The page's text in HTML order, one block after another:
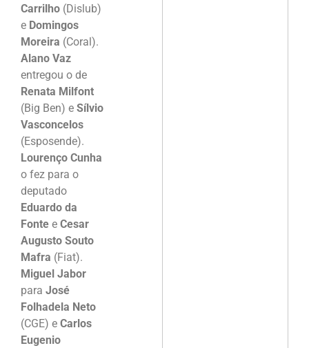
Carrilho (Dislub)
e Domingos
Moreira (Coral).
Alano Vaz
entregou o de
Renata Milfont
(Big Ben) e Sílvio
Vasconcelos
(Esposende).
Lourenço Cunha
o fez para o
deputado
Eduardo da
Fonte e Cesar
Augusto Souto
Mafra (Fiat).
Miguel Jabor
para José
Folhadela Neto
(CGE) e Carlos
Eugenio